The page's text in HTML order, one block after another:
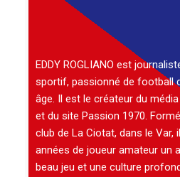
EDDY ROGLIANO est
sportif, passionné de football
âge. Il est le créateur du
et du site Passion 1970.
club de La Ciotat, dans le Var,
années de joueur amateur un
beau jeu et une culture